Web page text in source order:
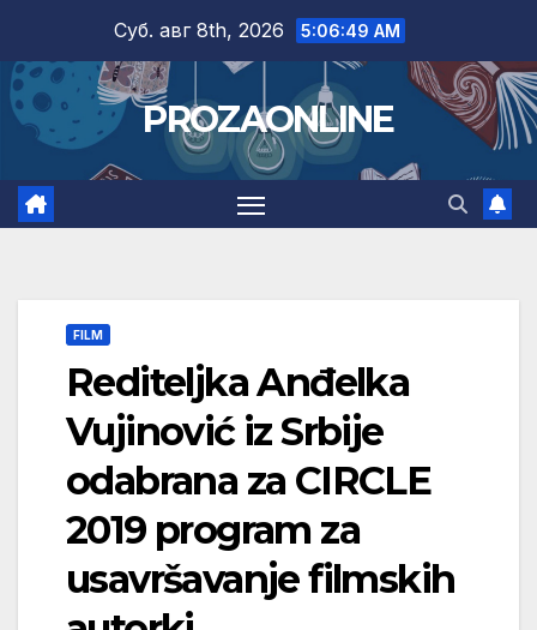
content
Суб. авг 8th, 2026 5:06:50 AM
PROZAONLINE
FILM
Rediteljka Anđelka
Vujinović iz Srbije
odabrana za CIRCLE
2019 program za
usavršavanje filmskih